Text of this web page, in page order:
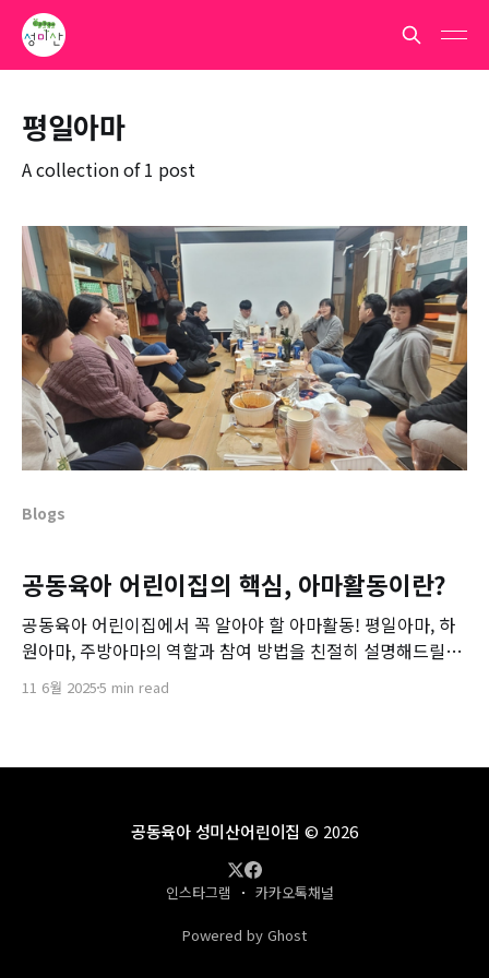
평일아마
A collection of 1 post
Blogs
공동육아 어린이집의 핵심, 아마활동이란?
공동육아 어린이집에서 꼭 알아야 할 아마활동! 평일아마, 하
원아마, 주방아마의 역할과 참여 방법을 친절히 설명해드릴게
요!
11 6월 20255 min read
공동육아 성미산어린이집 © 2026
인스타그램 카카오톡채널
Powered by Ghost